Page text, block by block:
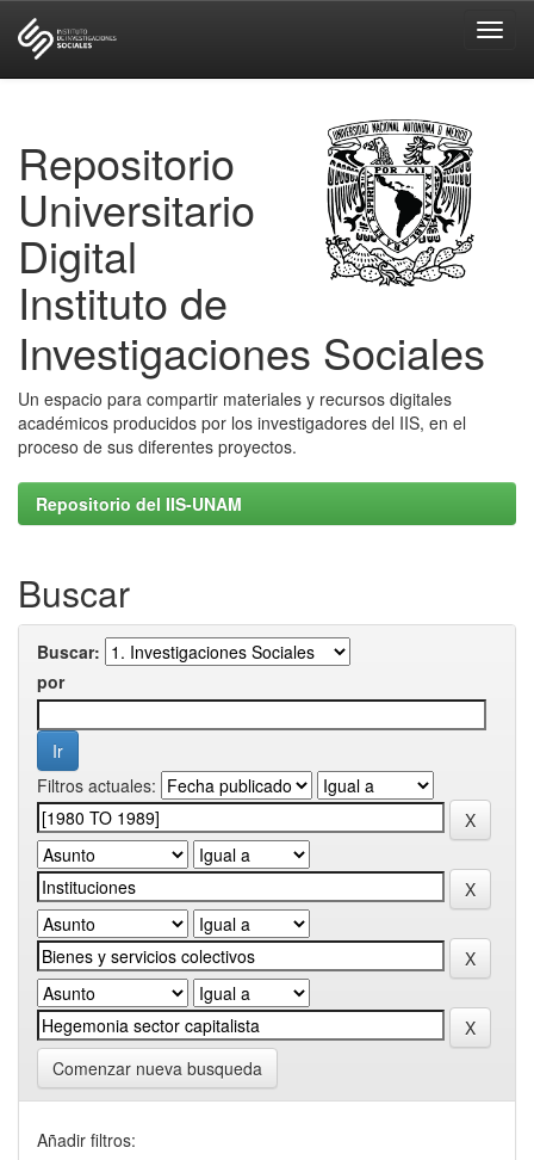
Repositorio
Universitario
Digital
Instituto de
Investigaciones Sociales
Un espacio para compartir materiales y recursos digitales
académicos producidos por los investigadores del IIS, en el
proceso de sus diferentes proyectos.
Repositorio del IIS-UNAM
Buscar
Buscar:
por
Filtros actuales:
Comenzar nueva busqueda
Añadir filtros: